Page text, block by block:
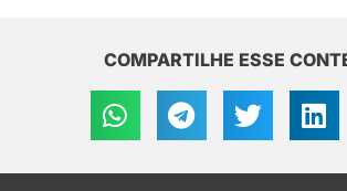
COMPARTILHE ESSE